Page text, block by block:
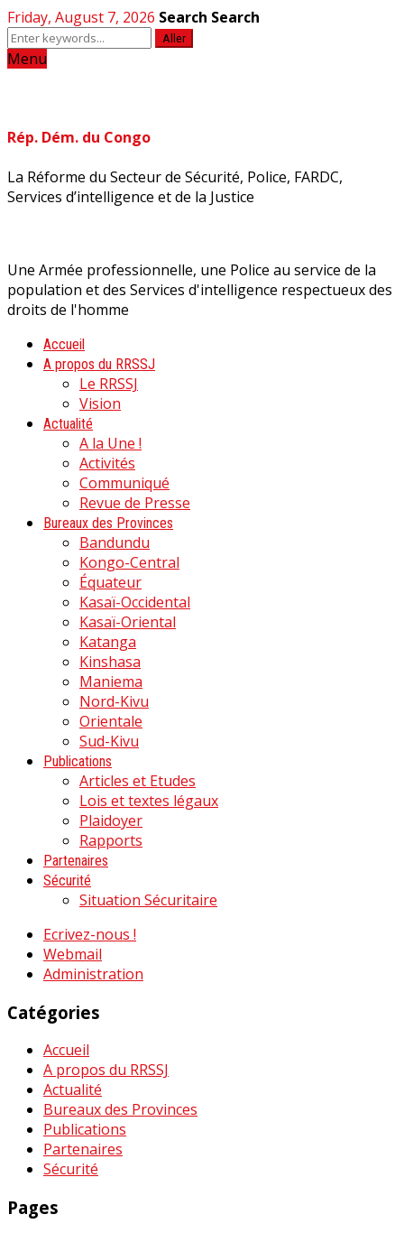
Friday, August 7, 2026 Search Search
Aller
Menu
Rép. Dém. du Congo
La Réforme du Secteur de Sécurité, Police, FARDC,
Services d’intelligence et de la Justice
Une Armée professionnelle, une Police au service de la
population et des Services d'intelligence respectueux des
droits de l'homme
Accueil
A propos du RRSSJ
Le RRSSJ
Vision
Actualité
A la Une !
Activités
Communiqué
Revue de Presse
Bureaux des Provinces
Bandundu
Kongo-Central
Équateur
Kasaï-Occidental
Kasaï-Oriental
Katanga
Kinshasa
Maniema
Nord-Kivu
Orientale
Sud-Kivu
Publications
Articles et Etudes
Lois et textes légaux
Plaidoyer
Rapports
Partenaires
Sécurité
Situation Sécuritaire
Ecrivez-nous !
Webmail
Administration
Catégories
Accueil
A propos du RRSSJ
Actualité
Bureaux des Provinces
Publications
Partenaires
Sécurité
Pages